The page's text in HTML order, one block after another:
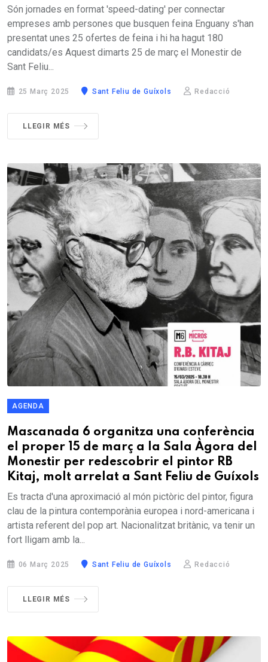
Són jornades en format 'speed-dating' per connectar
empreses amb persones que busquen feina Enguany s'han
presentat unes 25 ofertes de feina i hi ha hagut 180
candidats/es Aquest dimarts 25 de març el Monestir de
Sant Feliu...
25 Març 2025 Sant Feliu de Guíxols Redacció
LLEGIR MÉS
AGENDA
Mascanada 6 organitza una conferència
el proper 15 de març a la Sala Àgora del
Monestir per redescobrir el pintor RB
Kitaj, molt arrelat a Sant Feliu de Guíxols
Es tracta d'una aproximació al món pictòric del pintor, figura
clau de la pintura contemporània europea i nord-americana i
artista referent del pop art. Nacionalitzat britànic, va tenir un
fort lligam amb la...
06 Març 2025 Sant Feliu de Guíxols Redacció
LLEGIR MÉS